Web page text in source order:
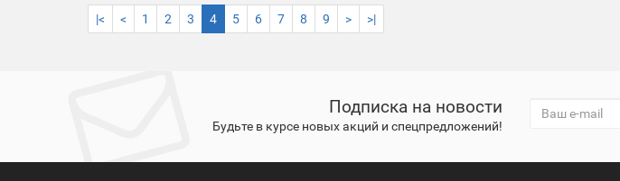
|< < 1 2 3 4 5 6 7 8 9 > >|
Подписка на новости
Будьте в курсе новых акций и спецпредложений!